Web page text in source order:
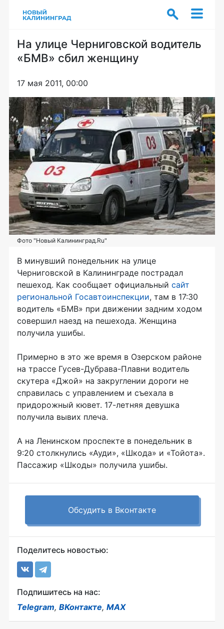
На улице Черниговской водитель
«БМВ» сбил женщину
17 мая 2011, 00:00
Фото "Новый Калининград.Ru"
В минувший понедельник на улице
Черниговской в Калининграде пострадал
пешеход. Как сообщает официальный сайт
региональной Госавтоинспекции, там в 17:30
водитель «БМВ» при движении задним ходом
совершил наезд на пешехода. Женщина
получила ушибы.
Примерно в это же время в Озерском районе
на трассе Гусев-Дубрава-Плавни водитель
скутера «Джой» на закруглении дороги не
справилась с управлением и съехала в
придорожный кювет. 17-летняя девушка
получила вывих плеча.
А на Ленинском проспекте в понедельник в
9:20 столкнулись «Ауди», «Шкода» и «Тойота».
Пассажир «Шкоды» получила ушибы.
Обсудить в Вконтакте
Поделитесь новостью:
Подпишитесь на нас:
Telegram, ВКонтакте, MAX